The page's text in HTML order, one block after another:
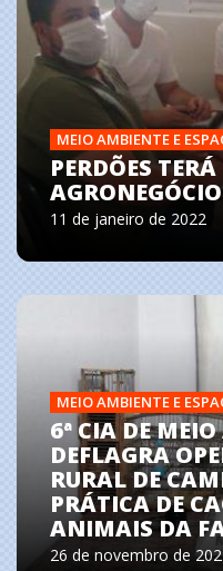
MEIO AMBIENTE E
PERDÕES
AGRONEGÓCIO
11 de janeiro de 2022
MEIO AMBIENTE E
6ª CIA DE
DEFLAGRA
RURAL DE
PRÁTICA DE
ANIMAIS DA
26 de novembro de